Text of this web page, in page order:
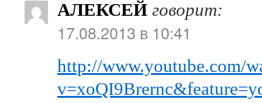
АЛЕКСЕЙ говорит:
17.08.2013 в 10:41
http://www.youtube.com/